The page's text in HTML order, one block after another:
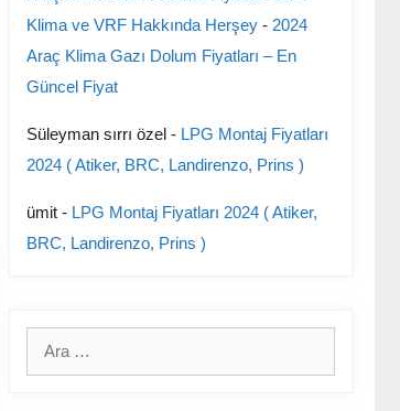
Klima ve VRF Hakkında Herşey - 2024
Araç Klima Gazı Dolum Fiyatları – En
Güncel Fiyat
Süleyman sırrı özel - LPG Montaj Fiyatları
2024 ( Atiker, BRC, Landirenzo, Prins )
ümit - LPG Montaj Fiyatları 2024 ( Atiker,
BRC, Landirenzo, Prins )
için
ara